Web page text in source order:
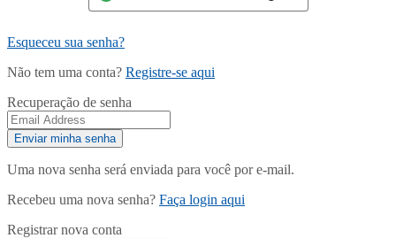
Esqueceu sua senha?
Não tem uma conta? Registre-se aqui
Recuperação de senha
Uma nova senha será enviada para você por e-mail.
Recebeu uma nova senha? Faça login aqui
Registrar nova conta